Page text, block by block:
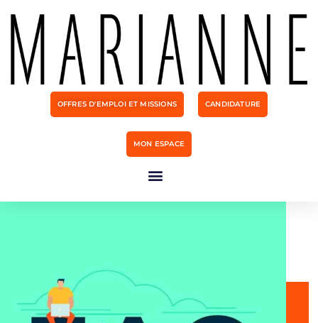
OFFRES D'EMPLOI ET MISSIONS CANDIDATURE
MON ESPACE